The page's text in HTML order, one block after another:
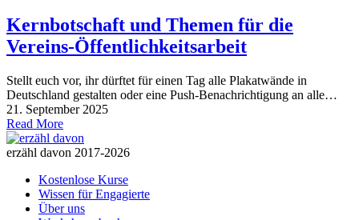
Kernbotschaft und Themen für die
Vereins-Öffentlichkeitsarbeit
Stellt euch vor, ihr dürftet für einen Tag alle Plakatwände in
Deutschland gestalten oder eine Push-Benachrichtigung an alle…
21. September 2025
Read More
erzähl davon 2017-2026
Kostenlose Kurse
Wissen für Engagierte
Über uns